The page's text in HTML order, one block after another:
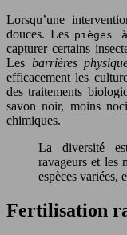
Lorsqu’une
douces. Les pièges
capturer certains
Les barrières
efficacement les
des traitements
savon noir, moins
chimiques.
La diversité
ravageurs et les
espèces variées,
Fertilisation